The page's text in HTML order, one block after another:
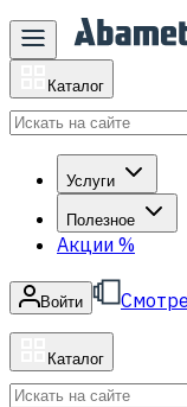
Каталог
Услуги
Полезное
Акции %
Войти
Каталог